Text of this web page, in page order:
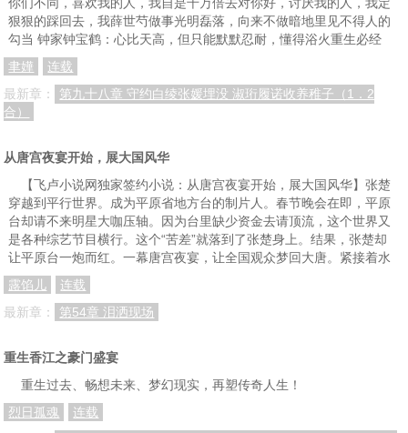
狠狠的踩回去，我薛世芍做事光明磊落，向来不做暗地里见不得人的
勾当 钟家钟宝鹤：心比天高，但只能默默忍耐，懂得浴火重生必经
聿嬅
连载
最新章：
第九十八章 守约白绫张媛埋没 淑珩履诺收养稚子（1．2
合）
从唐宫夜宴开始，展大国风华
【飞卢小说网独家签约小说：从唐宫夜宴开始，展大国风华】张楚
穿越到平行世界。成为平原省地方台的制片人。春节晚会在即，平原
台却请不来明星大咖压轴。因为台里缺少资金去请顶流，这个世界又
是各种综艺节目横行。这个“苦差”就落到了张楚身上。结果，张楚却
让平原台一炮而红。一幕唐宫夜宴，让全国观众梦回大唐。紧接着水
露馅儿
连载
最新章：
第54章 泪洒现场
重生香江之豪门盛宴
重生过去、畅想未来、梦幻现实，再塑传奇人生！
烈日孤魂
连载